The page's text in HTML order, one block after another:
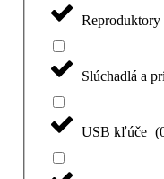
Reproduktory
Slúchadlá a
USB kľúče (